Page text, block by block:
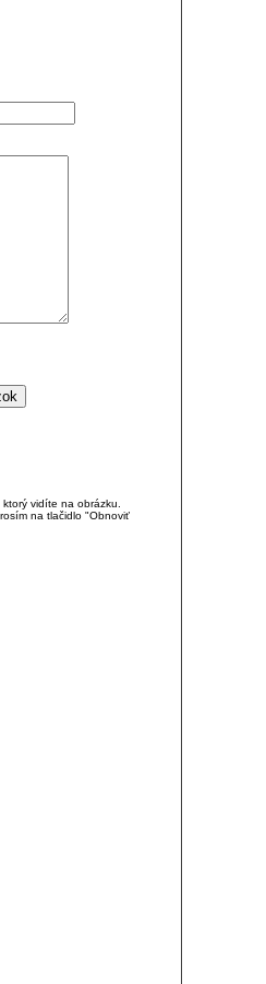
vidíte na obrázku.
na tlačidlo "Obnoviť